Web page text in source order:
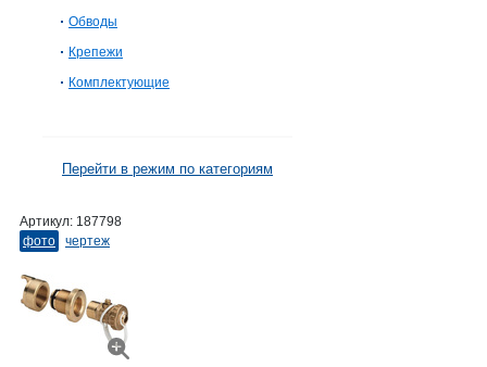
Обводы
Крепежи
Комплектующие
Перейти в режим по категориям
Артикул: 187798
фото
чертеж